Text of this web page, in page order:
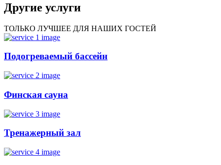
Другие услуги
ТОЛЬКО ЛУЧШЕЕ ДЛЯ НАШИХ ГОСТЕЙ
Подогреваемый бассейн
Финская сауна
Тренажерный зал